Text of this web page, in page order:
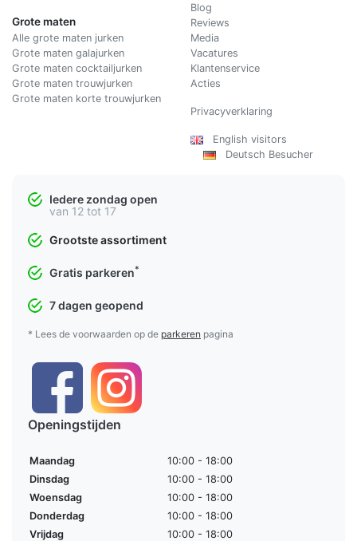
Grote maten
Alle grote maten jurken
Grote maten galajurken
Grote maten cocktailjurken
Grote maten trouwjurken
Grote maten korte trouwjurken
Blog
Reviews
Media
Vacatures
Klantenservice
Acties
Privacyverklaring
English visitors
Deutsch Besucher
Iedere zondag open
van 12 tot 17
Grootste assortiment
Gratis parkeren*
7 dagen geopend
* Lees de voorwaarden op de parkeren pagina
Openingstijden
Maandag
10:00 - 18:00
Dinsdag
10:00 - 18:00
Woensdag
10:00 - 18:00
Donderdag
10:00 - 18:00
Vrijdag
10:00 - 18:00